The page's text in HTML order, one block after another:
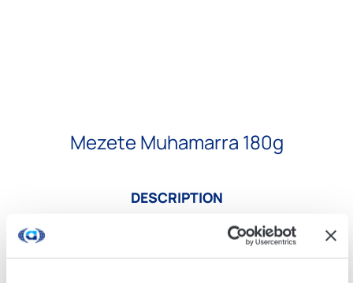
Mezete Muhamarra 180g
DESCRIPTION
Smooth and velvety purée made from roasted red
peppers with natural sweet and smoky flavour and